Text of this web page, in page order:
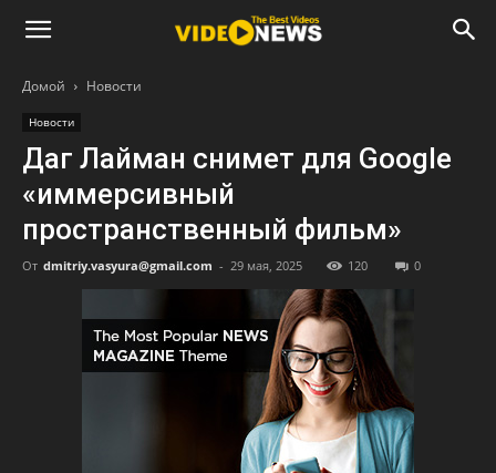
Домой Новости
Новости
Даг Лайман снимет для Google
«иммерсивный
пространственный фильм»
От dmitriy.vasyura@gmail.com - 29 мая, 2025 120 0